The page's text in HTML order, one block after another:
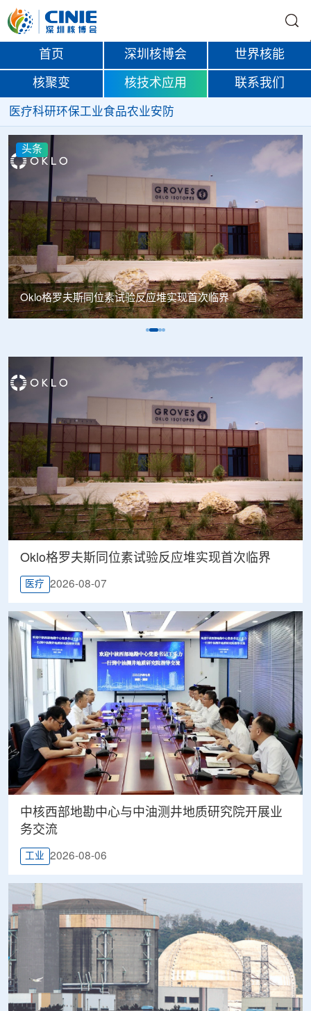
首页 深圳核博会 世界核能
核聚变 核技术应用 联系我们
医疗科研环保工业食品农业安防
头条
BESIII实验首次认证胶球的存在
Oklo格罗夫斯同位素试验反应堆实现首次临界
医疗 2026-08-07
中核西部地勘中心与中油测井地质研究院开展业
务交流
工业 2026-08-06